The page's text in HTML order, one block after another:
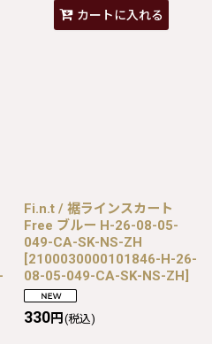
カートに入れる
Fi.n.t / 裾ラインスカート
Free ブルー H-26-08-05-
049-CA-SK-NS-ZH
[2100030000101846-H-26-
08-05-049-CA-SK-NS-ZH]
330円 (税込)